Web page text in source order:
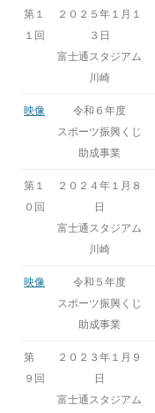
第１
１回
２０２５年１月１
３日
富士通スタジアム
川崎
映像
令和６年度
スポーツ振興くじ
助成事業
第１
０回
２０２４年１月８
日
富士通スタジアム
川崎
映像
令和５年度
スポーツ振興くじ
助成事業
第
９回
２０２３年１月９
日
富士通スタジアム